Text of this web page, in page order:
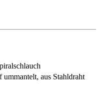
aus Stahldraht